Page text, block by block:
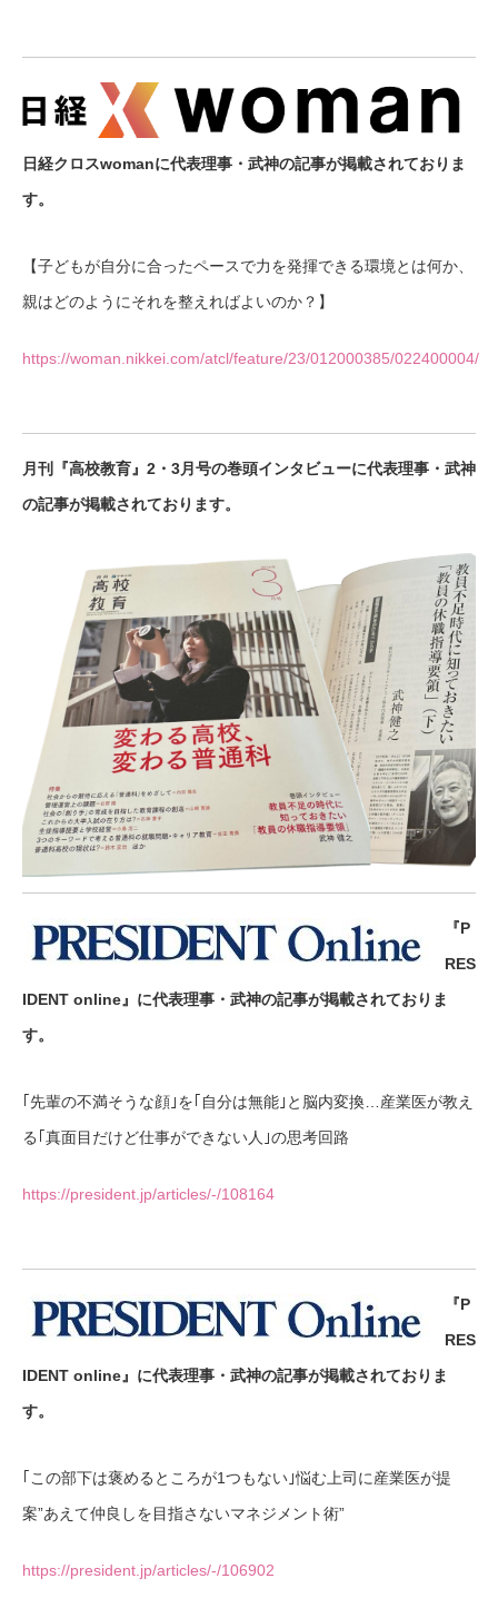
日経クロスwomanに代表理事・武神の記事が掲載されておりま
す。
【子どもが自分に合ったペースで力を発揮できる環境とは何か、
親はどのようにそれを整えればよいのか？】
https://woman.nikkei.com/atcl/feature/23/012000385/022400004/
月刊『高校教育』2・3月号の巻頭インタビューに代表理事・武神
の記事が掲載されております。
『P
RES
IDENT online』に代表理事・武神の記事が掲載されておりま
す。
｢先輩の不満そうな顔｣を｢自分は無能｣と脳内変換…産業医が教え
る｢真面目だけど仕事ができない人｣の思考回路
https://president.jp/articles/-/108164
『P
RES
IDENT online』に代表理事・武神の記事が掲載されておりま
す。
｢この部下は褒めるところが1つもない｣悩む上司に産業医が提
案”あえて仲良しを目指さないマネジメント術”
https://president.jp/articles/-/106902